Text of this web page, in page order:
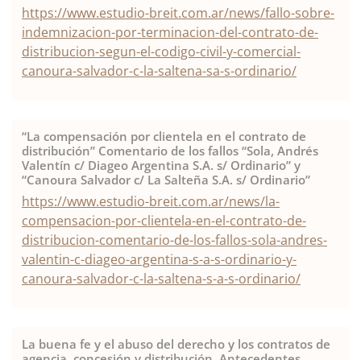
https://www.estudio-breit.com.ar/news/fallo-sobre-
indemnizacion-por-terminacion-del-contrato-de-
distribucion-segun-el-codigo-civil-y-comercial-
canoura-salvador-c-la-saltena-sa-s-ordinario/
“La compensación por clientela en el contrato de
distribución” Comentario de los fallos “Sola, Andrés
Valentín c/ Diageo Argentina S.A. s/ Ordinario” y
“Canoura Salvador c/ La Salteña S.A. s/ Ordinario”
https://www.estudio-breit.com.ar/news/la-
compensacion-por-clientela-en-el-contrato-de-
distribucion-comentario-de-los-fallos-sola-andres-
valentin-c-diageo-argentina-s-a-s-ordinario-y-
canoura-salvador-c-la-saltena-s-a-s-ordinario/
La buena fe y el abuso del derecho y los contratos de